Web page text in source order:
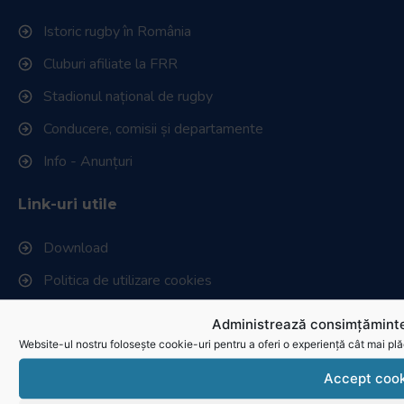
Administrează
Website-ul nostru folosește cookie-uri pentru a oferi o experiență cât mai
Accept
Istoric rugby în România
Cluburi afiliate la FRR
Stadionul național de rugby
Conducere, comisii și departamente
Info - Anunțuri
Link-uri utile
Download
Politica de utilizare cookies